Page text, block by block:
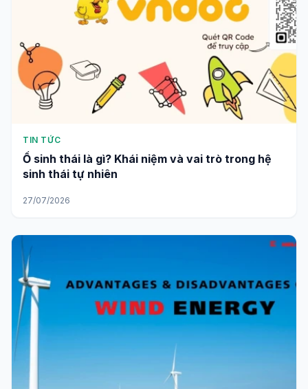
TIN TỨC
Ổ sinh thái là gì? Khái niệm và vai trò trong hệ
sinh thái tự nhiên
27/07/2026